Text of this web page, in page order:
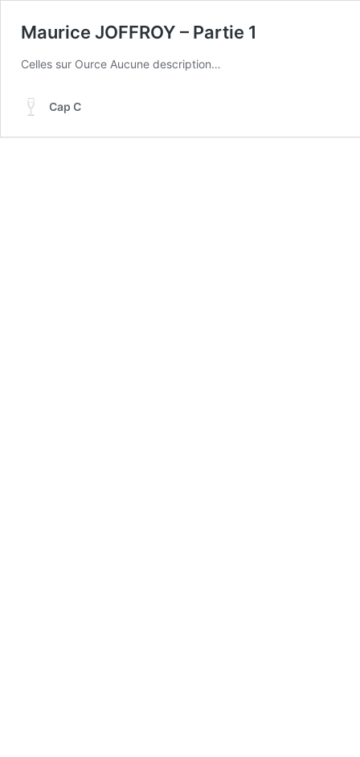
Maurice JOFFROY – Partie 1
Celles sur Ource Aucune description…
Cap C